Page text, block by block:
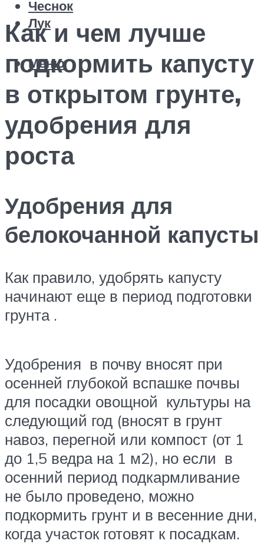
Чеснок
Лук
Меню
Как и чем лучше
подкормить капусту
в открытом грунте,
удобрения для
роста
Удобрения для
белокочанной капусты
Как правило, удобрять капусту
начинают еще в период подготовки
грунта .
Удобрения в почву вносят при
осенней глубокой вспашке почвы
для посадки овощной культуры на
следующий год (вносят в грунт
навоз, перегной или компост (от 1
до 1,5 ведра на 1 м2), но если в
осенний период подкармливание
не было проведено, можно
подкормить грунт и в весенние дни,
когда участок готовят к посадкам.